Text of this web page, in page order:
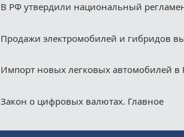
В РФ утвердили национальный
Продажи электромобилей и гибридов
Импорт новых легковых автомобилей
Закон о цифровых валютах. Главное